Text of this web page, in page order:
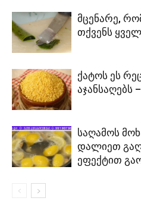
მცენარე,
თქვენს
ქატოს ეს
აჯანსაღებს
საღამოს
დალიეთ
ეფექტით